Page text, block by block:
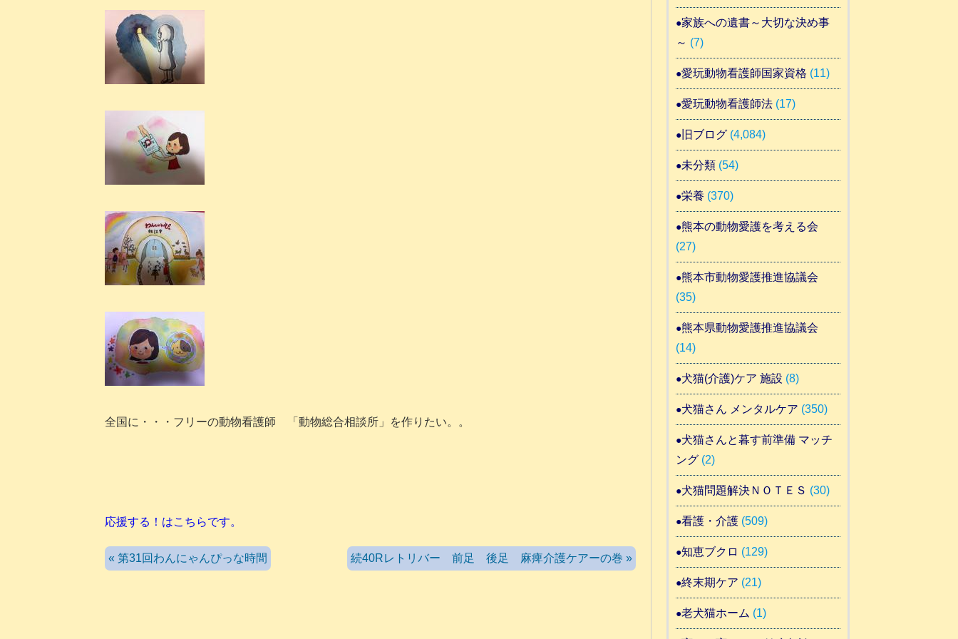
全国に・・・フリーの動物看護師 「動物総合相談所」を作りたい。。
応援する！はこちらです。
« 第31回わんにゃんぴっな時間 続40Rレトリバー 前足 後足 麻痺介護ケアーの巻 »
家族への遺書～大切な決め事
～ (7)
愛玩動物看護師国家資格 (11)
愛玩動物看護師法(17)
旧ブログ(4,084)
未分類(54)
栄養 (370)
熊本の動物愛護を考える会
(27)
熊本市動物愛護推進協議会
(35)
熊本県動物愛護推進協議会
(14)
犬猫(介護)ケア 施設 (8)
犬猫さん メンタルケア (350)
犬猫さんと暮す前準備 マッチ
ング(2)
犬猫問題解決ＮＯＴＥＳ (30)
看護・介護(509)
知恵ブクロ (129)
終末期ケア (21)
老犬猫ホーム (1)